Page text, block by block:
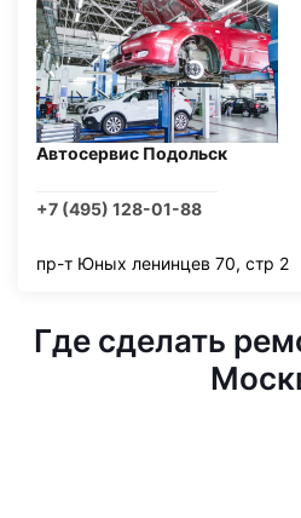
Автосервис Подольск
+7 (495) 128-01-88
пр-т Юных ленинцев 70, стр 2
Где сделать